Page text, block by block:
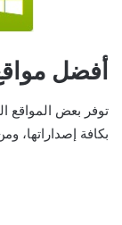
أفضل
بكافة إصداراتها،